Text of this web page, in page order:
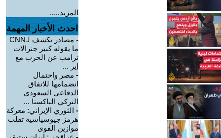
المزيد.....
احدث الأخبار المهمة
-
مصادر تكشف لـCNN
ما يقوله كبير جنرالات
ترامب عن الحرب مع
إير ...
- مصر واحتمال
انضمامها للاتفاق
الدفاعي السعودي
التركي الباكستا ...
- الثوري الإيراني: معركة
هرمز جيوسياسية تقلب
موازين القوى